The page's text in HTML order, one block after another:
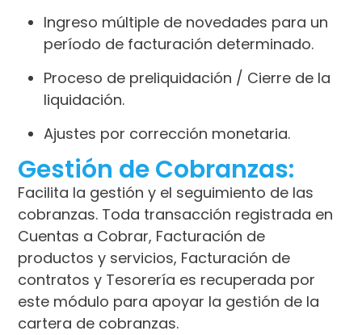
Ingreso múltiple de novedades para un
período de facturación determinado.
Proceso de preliquidación / Cierre de la
liquidación.
Ajustes por corrección monetaria.
Gestión de Cobranzas:
Facilita la gestión y el seguimiento de las
cobranzas. Toda transacción registrada en
Cuentas a Cobrar, Facturación de
productos y servicios, Facturación de
contratos y Tesorería es recuperada por
este módulo para apoyar la gestión de la
cartera de cobranzas.